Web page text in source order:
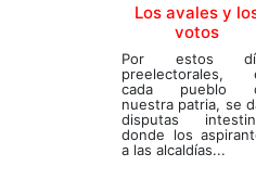
Los avales y
votos
Por estos
preelectorales,
cada pueblo
nuestra patria, se
disputas
donde los
a las alcaldías...